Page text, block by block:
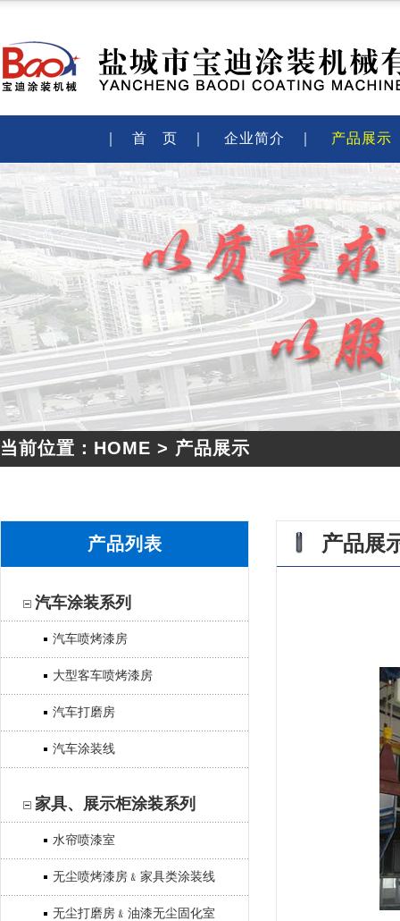
首 页 企业简介 产品展示
当前位置：HOME > 产品展示
产品列表
汽车涂装系列
汽车喷烤漆房
大型客车喷烤漆房
汽车打磨房
汽车涂装线
家具、展示柜涂装系列
水帘喷漆室
无尘喷烤漆房﹠家具类涂装线
无尘打磨房﹠油漆无尘固化室
产品展